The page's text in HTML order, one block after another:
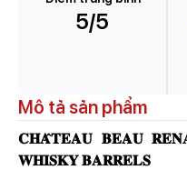
5/5
Mô tả sản phẩm
𝐂𝐇𝐀̂𝐓𝐄𝐀𝐔 𝐁𝐄𝐀𝐔
𝐖𝐇𝐈𝐒𝐊𝐘 𝐁𝐀𝐑𝐑𝐄𝐋𝐒